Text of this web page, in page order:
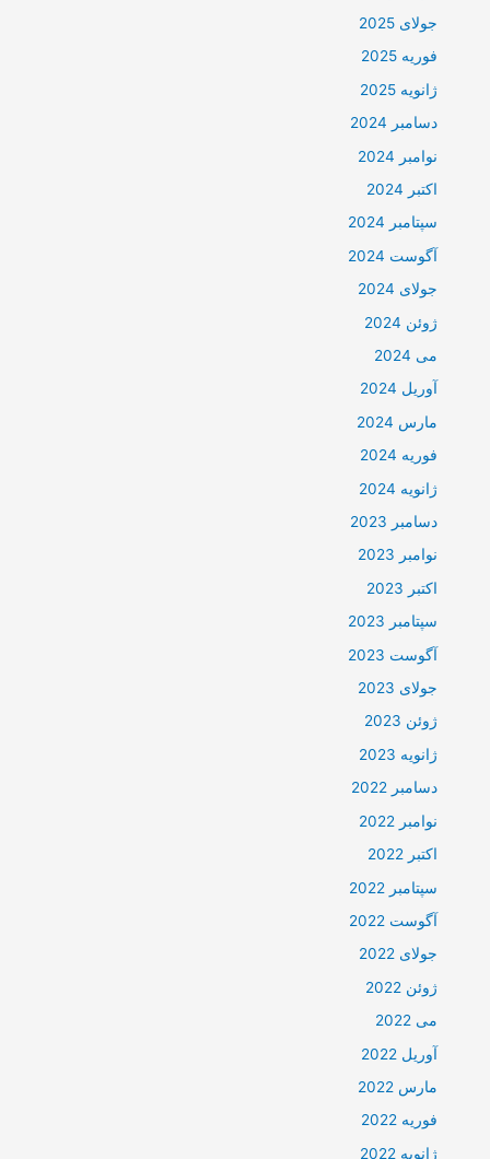
جولای 2025
فوریه 2025
ژانویه 2025
دسامبر 2024
نوامبر 2024
اکتبر 2024
سپتامبر 2024
آگوست 2024
جولای 2024
ژوئن 2024
می 2024
آوریل 2024
مارس 2024
فوریه 2024
ژانویه 2024
دسامبر 2023
نوامبر 2023
اکتبر 2023
سپتامبر 2023
آگوست 2023
جولای 2023
ژوئن 2023
ژانویه 2023
دسامبر 2022
نوامبر 2022
اکتبر 2022
سپتامبر 2022
آگوست 2022
جولای 2022
ژوئن 2022
می 2022
آوریل 2022
مارس 2022
فوریه 2022
ژانویه 2022